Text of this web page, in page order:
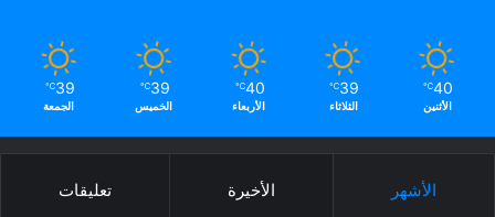
40
℃
الأثنين
39
℃
الثلاثاء
40
℃
الأربعاء
39
℃
الخميس
39
℃
الجمعة
الأشهر الأخيرة تعليقات